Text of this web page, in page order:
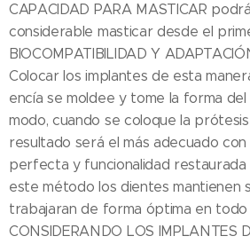
CAPACIDAD PARA MASTICAR
considerable masticar desde el
BIOCOMPATIBILIDAD Y
Colocar los implantes de esta
encía se moldee y tome la forma
modo, cuando se coloque la
resultado será el más adecuado
perfecta y funcionalidad restaurada
este método los dientes mantienen
trabajaran de forma óptima en todo
CONSIDERANDO LOS IMPLANTES